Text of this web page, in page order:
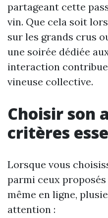
partageant cette
vin. Que cela soit
sur les grands crus
une soirée dédiée
interaction
vineuse collective.
Choisir son
critères
Lorsque vous
parmi ceux
même en ligne,
attention :